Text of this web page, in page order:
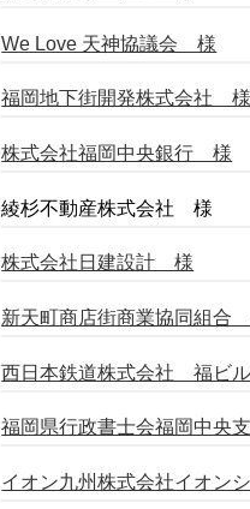
We Love 天神協議会 様
福岡地下街開発株式会社 様
株式会社福岡中央銀行 様
綾杉不動産株式会社 様
株式会社日建設計 様
新天町商店街商業協同組合
西日本鉄道株式会社 福ビ
福岡県行政書士会福岡中央
イオン九州株式会社イオン